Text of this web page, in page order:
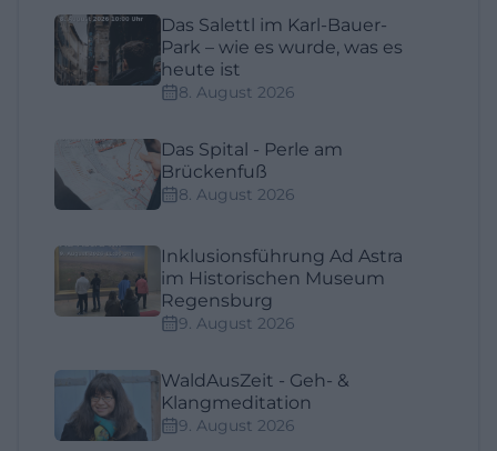
Das Salettl im Karl-Bauer-
Park – wie es wurde, was es
heute ist
8. August 2026
Das Spital - Perle am
Brückenfuß
8. August 2026
Inklusionsführung Ad Astra
im Historischen Museum
Regensburg
9. August 2026
WaldAusZeit - Geh- &
Klangmeditation
9. August 2026